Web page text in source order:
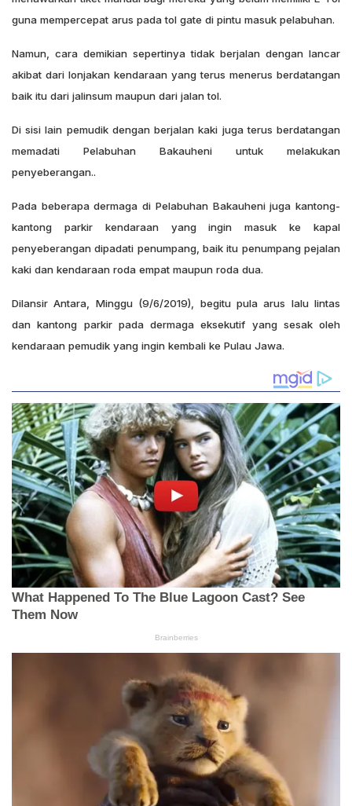
guna mempercepat arus pada tol gate di pintu masuk pelabuhan.
Namun, cara demikian sepertinya tidak berjalan dengan lancar
akibat dari lonjakan kendaraan yang terus menerus berdatangan
baik itu dari jalinsum maupun dari jalan tol.
Di sisi lain pemudik dengan berjalan kaki juga terus berdatangan
memadati Pelabuhan Bakauheni untuk melakukan
penyeberangan..
Pada beberapa dermaga di Pelabuhan Bakauheni juga kantong-
kantong parkir kendaraan yang ingin masuk ke kapal
penyeberangan dipadati penumpang, baik itu penumpang pejalan
kaki dan kendaraan roda empat maupun roda dua.
Dilansir Antara, Minggu (9/6/2019), begitu pula arus lalu lintas
dan kantong parkir pada dermaga eksekutif yang sesak oleh
kendaraan pemudik yang ingin kembali ke Pulau Jawa.